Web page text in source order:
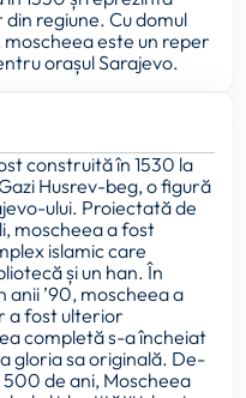
regiune. Cu domul
moscheea este un reper
orașul Sarajevo.
construită în 1530 la
Husrev-beg, o figură
ului. Proiectată de
moscheea a fost
islamic care
și un han. În
anii ’90, moscheea a
a fost ulterior
completă s-a încheiat
gloria sa originală. De-
de ani, Moscheea